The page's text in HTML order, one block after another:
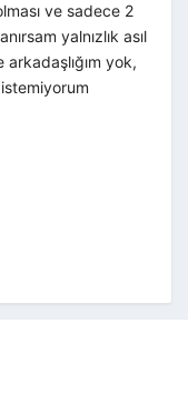
ve sadece 2
yalnızlık asıl
yok,